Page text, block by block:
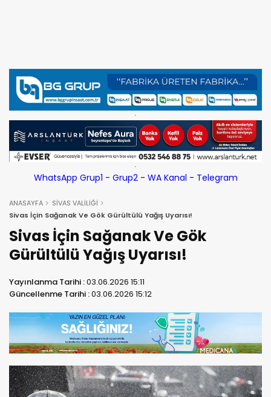
WhatsApp Grup1 - Grup2- WA Kanal - Telegram
ANASAYFA
SİVAS VALİLİĞİ
Sivas İçin Sağanak Ve Gök Gürültülü Yağış Uyarısı!
Sivas İçin Sağanak Ve Gök
Gürültülü Yağış Uyarısı!
Yayınlanma Tarihi :03.06.2026 15:11
Güncellenme Tarihi :03.06.2026 15:12